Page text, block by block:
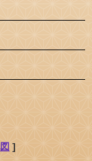
]